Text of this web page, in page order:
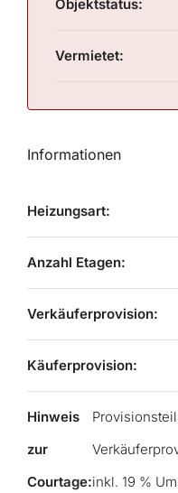
Objektstatus:
Vermietet:
Informationen
Heizungsart:
Anzahl Etagen:
Verkäuferprovision:
Käuferprovision:
Hinweis
zur
Courtage:inkl. 19 %